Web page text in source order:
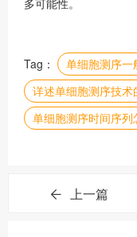
多可能性。
Tag：
单细胞测序
详述单细胞测序技术
单细胞测序时间序列
上一篇